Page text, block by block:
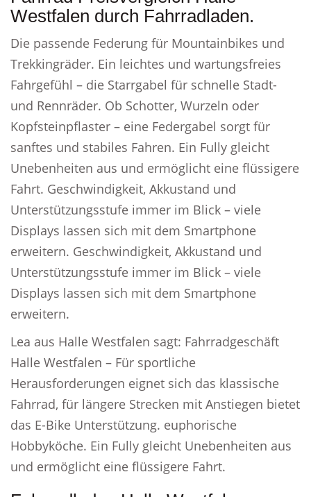
Westfalen durch Fahrradladen.
Die passende Federung für Mountainbikes und
Trekkingräder. Ein leichtes und wartungsfreies
Fahrgefühl – die Starrgabel für schnelle Stadt-
und Rennräder. Ob Schotter, Wurzeln oder
Kopfsteinpflaster – eine Federgabel sorgt für
sanftes und stabiles Fahren. Ein Fully gleicht
Unebenheiten aus und ermöglicht eine flüssigere
Fahrt. Geschwindigkeit, Akkustand und
Unterstützungsstufe immer im Blick – viele
Displays lassen sich mit dem Smartphone
erweitern. Geschwindigkeit, Akkustand und
Unterstützungsstufe immer im Blick – viele
Displays lassen sich mit dem Smartphone
erweitern.
Lea aus Halle Westfalen sagt: Fahrradgeschäft
Halle Westfalen – Für sportliche
Herausforderungen eignet sich das klassische
Fahrrad, für längere Strecken mit Anstiegen bietet
das E-Bike Unterstützung. euphorische
Hobbyköche. Ein Fully gleicht Unebenheiten aus
und ermöglicht eine flüssigere Fahrt.